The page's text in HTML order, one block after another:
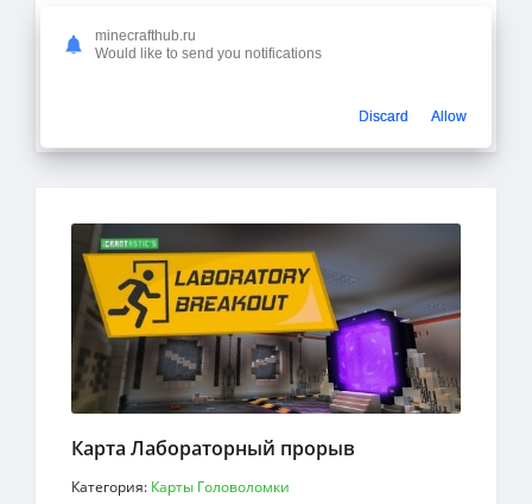
Крафтил для Майнкрафт вы заставите свой
мозг работать. Цель на бумаге проста: создать
Карта Лабораторный прорыв
Категория: Карты Головоломки
minecrafthub.ru
Would like to send you notifications
Discard Allow